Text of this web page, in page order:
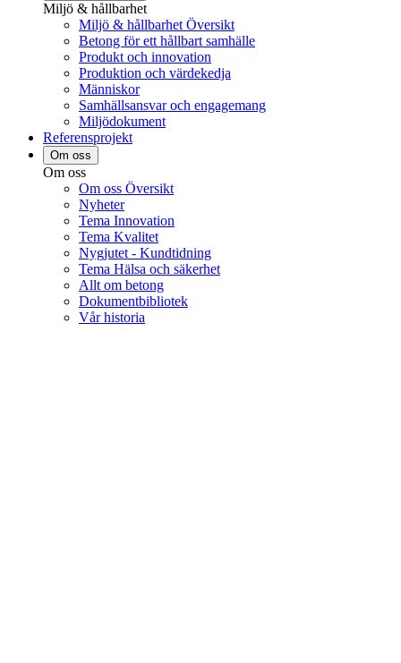
Miljö & hållbarhet
Miljö & hållbarhet Översikt
Betong för ett hållbart samhälle
Produkt och innovation
Produktion och värdekedja
Människor
Samhällsansvar och engagemang
Miljödokument
Referensprojekt
Om oss
Om oss
Om oss Översikt
Nyheter
Tema Innovation
Tema Kvalitet
Nygjutet - Kundtidning
Tema Hälsa och säkerhet
Allt om betong
Dokumentbibliotek
Vår historia